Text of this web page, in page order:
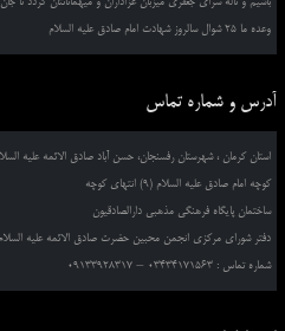
وعده ما 25 شوال سالروز شهادت امام صادق علیه السلام
آدرس و شماره تماس
استان کرمان ، شهرستان رفسنجان، حسن آباد صادق الائمه علیه
کوچه امام صادق علیه السلام (9) انتهای کوچه
ساختمان پایگاه فرهنگی مذهبی دارالصادقیون
دفتر شورای مرکزی انجمن محبین حضرت صادق الائمه علیه السلام
شماره تماس : 03434171563 – 09133928317